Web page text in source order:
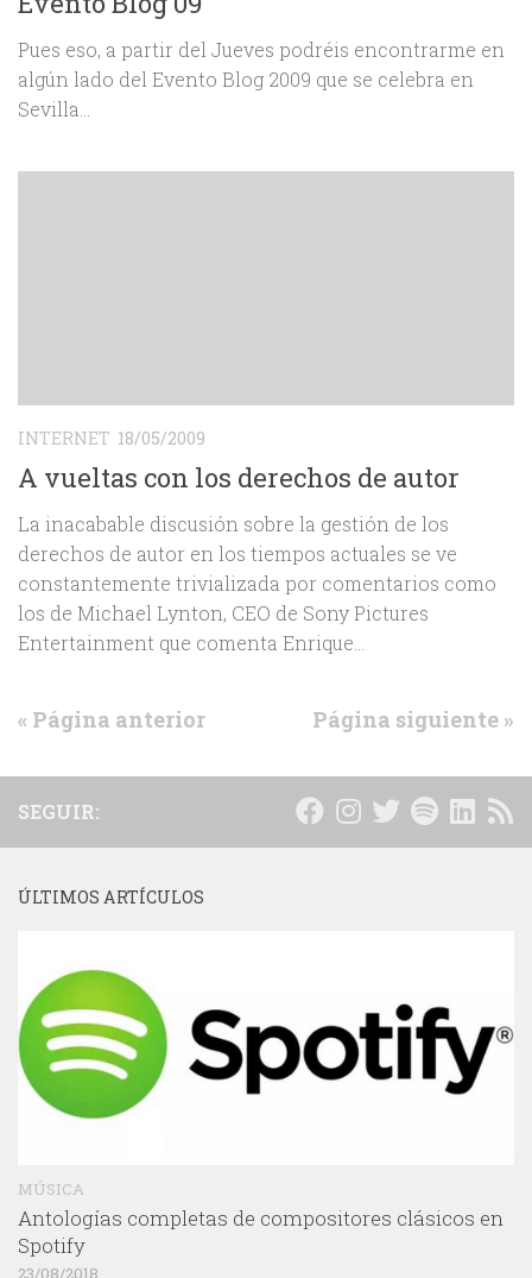
Pues eso, a partir del Jueves podréis encontrarme en
algún lado del Evento Blog 2009 que se celebra en
Sevilla…
INTERNET 18/05/2009
A vueltas con los derechos de autor
La inacabable discusión sobre la gestión de los
derechos de autor en los tiempos actuales se ve
constantemente trivializada por comentarios como
los de Michael Lynton, CEO de Sony Pictures
Entertainment que comenta Enrique...
« Página anterior Página siguiente »
SEGUIR:
ÚLTIMOS ARTÍCULOS
MÚSICA
Antologías completas de compositores clásicos en
Spotify
23/08/2018